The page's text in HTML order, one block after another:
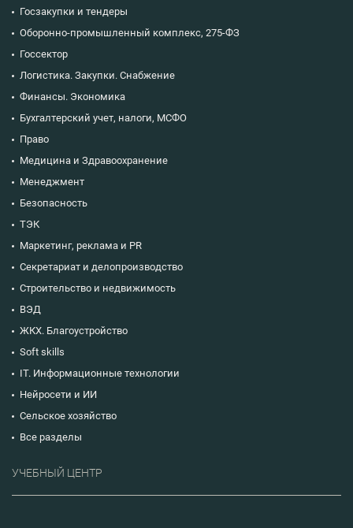
Госзакупки и тендеры
Оборонно-промышленный комплекс, 275-ФЗ
Госсектор
Логистика. Закупки. Снабжение
Финансы. Экономика
Бухгалтерский учет, налоги, МСФО
Право
Медицина и Здравоохранение
Менеджмент
Безопасность
ТЭК
Маркетинг, реклама и PR
Секретариат и делопроизводство
Строительство и недвижимость
ВЭД
ЖКХ. Благоустройство
Soft skills
IT. Информационные технологии
Нейросети и ИИ
Сельское хозяйство
Все разделы
УЧЕБНЫЙ ЦЕНТР